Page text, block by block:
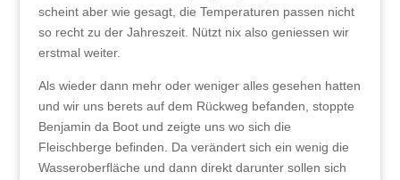
scheint aber wie gesagt, die Temperaturen passen nicht
so recht zu der Jahreszeit. Nützt nix also geniessen wir
erstmal weiter.
Als wieder dann mehr oder weniger alles gesehen hatten
und wir uns berets auf dem Rückweg befanden, stoppte
Benjamin da Boot und zeigte uns wo sich die
Fleischberge befinden. Da verändert sich ein wenig die
Wasseroberfläche und dann direkt darunter sollen sich